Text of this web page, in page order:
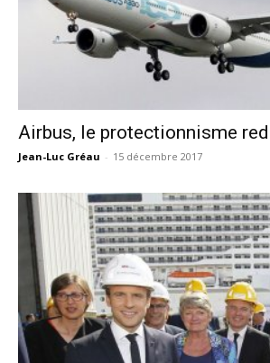
Airbus, le protectionnisme
Jean-Luc Gréau - 15 décembre 2017